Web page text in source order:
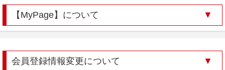
【MyPage】について
会員登録情報変更について